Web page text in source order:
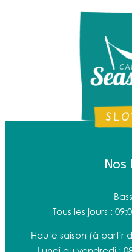
Nos
Tous les jours :
Haute saison (à partir